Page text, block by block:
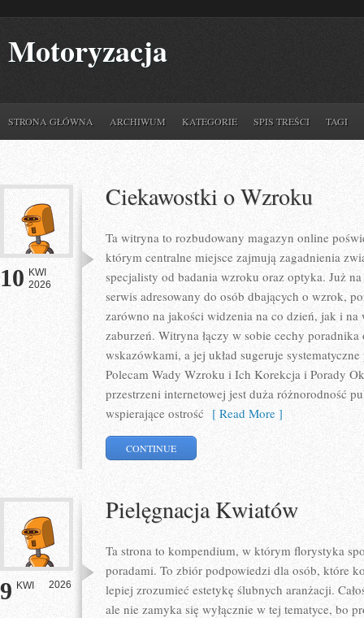
Motoryzacja
STRONA GŁÓWNA ARCHIWUM KATEGORIE SPIS TREŚCI TAGI
10 KWI
2026
Ciekawostki o Wzroku
Ta witryna to rozbudowany magazyn online
którym centralne miejsce zajmują zagadnienia
specjalisty od badania wzroku oraz optyka. Już
serwis adresowany do osób dbających o wzrok,
zarówno na jakości widzenia na co dzień, jak i
zaburzeń. Witryna łączy w sobie cechy
wskazówkami, a jej układ sugeruje
Polecam Wady Wzroku i Ich Korekcja i Porady
przestrzeni internetowej jest duża różnorodność
wspierające ostrość [ Read More ]
CONTINUE
9 KWI 2026
Pielęgnacja Kwiatów
Ta strona to kompendium, w którym florystyka
poradami. To zbiór podpowiedzi dla osób, które
lepiej zrozumieć estetykę ślubnych aranżacji.
ale nie zamyka się wyłącznie w tej tematyce, bo